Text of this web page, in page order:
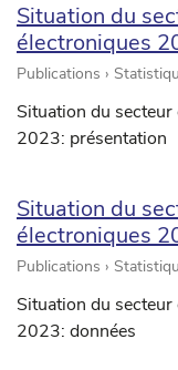
Situation du
électroniques
Publications ›
Situation du
2023: présentation
Situation du
électroniques
Publications ›
Situation du
2023: données